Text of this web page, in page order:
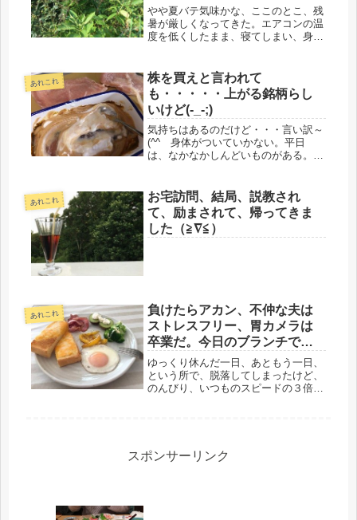
やや夏バテ気味かな、ここのとこ、残
暑が厳しくなってきた。エアコンの温
度を低くしたまま、寝てしまい、身体
なぁ～昨夜も、早々に寝てしまい、早
朝に目が醒めた。明日から雨らしい
が、...
あれこれ
株を買えと言われて
も・・・・・上がる銘柄らし
いけど(-_-;)
気持ちはあるのだけど・・・言い訳～
(^^ゞ身体がついていかない。平日
は、なかなかしんどいものがある。鶏
バスに乗ってる間に、作る気は消滅。
連勤が続いているのに、無謀だったか
な...
あれこれ
お宅訪問、結局、説教され
て、励まされて、帰ってきま
した（≧∇≦）
あれこれ
負けたらアカン、不仲な夫は
ストレスフリー、胃カメラは
卒業だ。今日のブランチで
す。
ゆっくり休んだ一日、あともう一日、
という所で、脱落してしまったけど、
のんびり、いつものスピードの３倍く
和...
スポンサーリンク